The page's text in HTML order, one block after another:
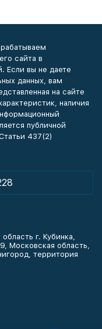
сайта в
Если вы не даете
данных, вам
на сайте
наличия
публичной
437(2)
г. Кубинка,
Московская область,
территория